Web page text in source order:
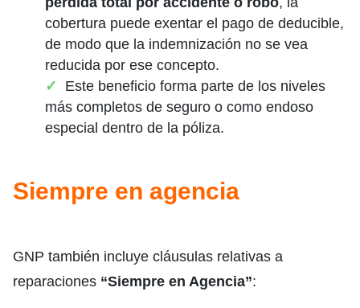
cobertura puede exentar el pago de deducible,
de modo que la indemnización no se vea
reducida por ese concepto.
Este beneficio forma parte de los niveles
más completos de seguro o como endoso
especial dentro de la póliza.
Siempre en agencia
GNP también incluye cláusulas relativas a
reparaciones “Siempre en Agencia”: